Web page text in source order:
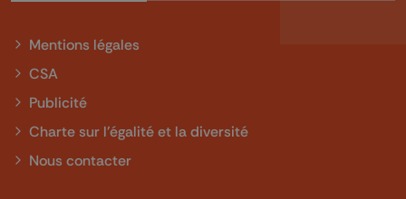
Mentions légales
CSA
Publicité
Charte sur l'égalité et la diversité
Nous contacter